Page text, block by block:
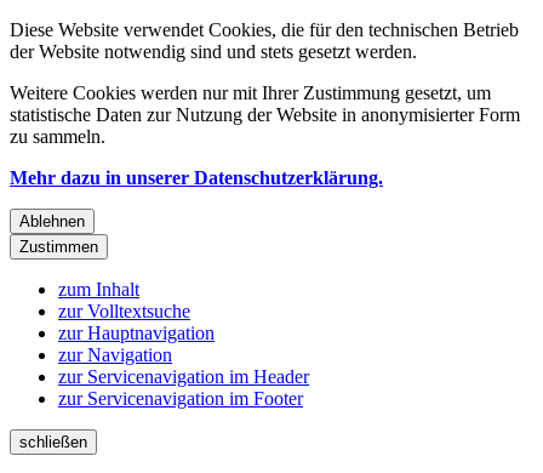
Diese Website verwendet Cookies, die für den technischen Betrieb
der Website notwendig sind und stets gesetzt werden.
Weitere Cookies werden nur mit Ihrer Zustimmung gesetzt, um
statistische Daten zur Nutzung der Website in anonymisierter Form
zu sammeln.
Mehr dazu in unserer Datenschutzerklärung.
Ablehnen
Zustimmen
zum Inhalt
zur Volltextsuche
zur Hauptnavigation
zur Navigation
zur Servicenavigation im Header
zur Servicenavigation im Footer
schließen